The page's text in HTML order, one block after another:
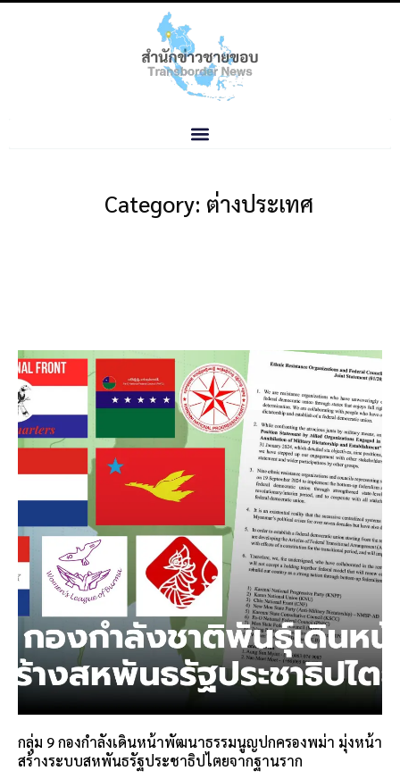
Category: ต่างประเทศ
กลุ่ม 9 กองกำลังเดินหน้าพัฒนาธรรมนูญปกครองพม่า มุ่งหน้า
สร้างระบบสหพันธรัฐประชาธิปไตยจากฐานราก